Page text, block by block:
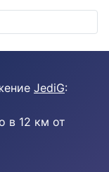
JediG:
в 12 км от